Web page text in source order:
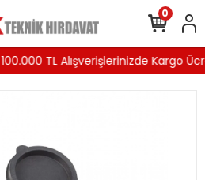
100.000 TL Alışverişlerinizde Kargo
0